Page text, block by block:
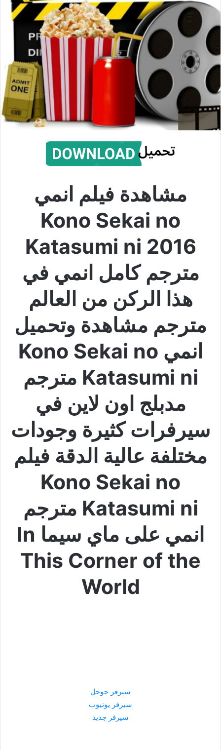
مشاهدة فيلم انمي
Kono Sekai no
Katasumi ni 2016
مترجم كامل انمي في
هذا الركن من العالم
مترجم مشاهدة وتحميل
انمي Kono Sekai no
Katasumi ni مترجم
مدبلج اون لاين في
سيرفرات كثيرة وجودات
مختلفة عالية الدقة فيلم
Kono Sekai no
Katasumi ni مترجم
انمي على ماي سيما In
This Corner of the
World
سيرفر جوجل
سيرفر يوتيوب
سيرفر جديد